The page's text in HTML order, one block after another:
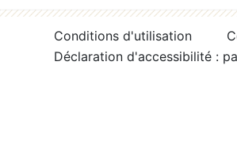
Conditions d'utilisation
Déclaration d'accessibilité :